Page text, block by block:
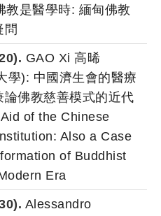
教是醫學時: 緬甸佛教
問
GAO Xi 高晞
學): 中國濟生會的醫療
佛教慈善模式的近代
of the Chinese
Also a Case
of Buddhist
Era
Alessandro